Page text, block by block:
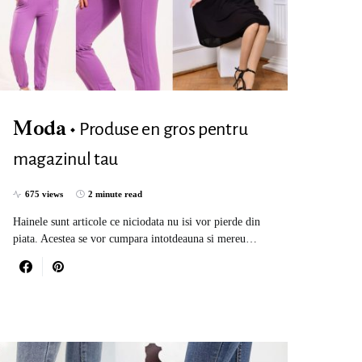
Moda
Produse en gros pentru
magazinul tau
675 views 2 minute read
Hainele sunt articole ce niciodata nu isi vor pierde din
piata. Acestea se vor cumpara intotdeauna si mereu…